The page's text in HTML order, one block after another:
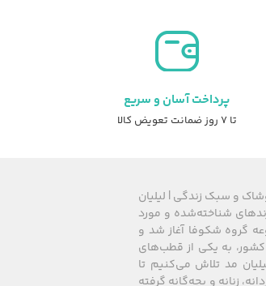
پرداخت آسان و سریع
تا ۷ روز ضمانت تعویض کالا
و سبک زندگی | لیلیان
از برندهای شناخته‌شده و مورد
است. فعالیت ما از سال ۲۰۰۸ زیرمجموعه گروه شکوفا آغاز شد و
سراسر کشور، به یکی از قطب‌های
مد تلاش می‌کنیم تا
زنانه و بچه‌گانه گرفته